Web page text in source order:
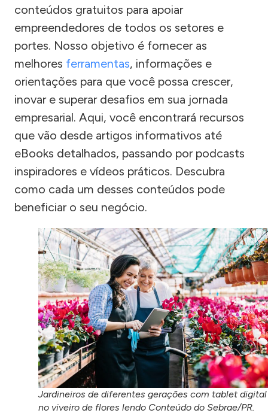
conteúdos gratuitos para apoiar
empreendedores de todos os setores e
portes. Nosso objetivo é fornecer as
melhores ferramentas, informações e
orientações para que você possa crescer,
inovar e superar desafios em sua jornada
empresarial. Aqui, você encontrará recursos
que vão desde artigos informativos até
eBooks detalhados, passando por podcasts
inspiradores e vídeos práticos. Descubra
como cada um desses conteúdos pode
beneficiar o seu negócio.
Jardineiros de diferentes gerações com tablet digital
no viveiro de flores lendo Conteúdo do Sebrae/PR.